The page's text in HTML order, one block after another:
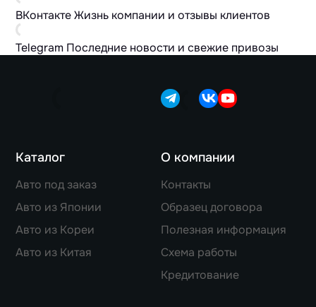
ВКонтактеЖизнь компании и отзывы клиентов
Telegram Последние новости и свежие привозы
Каталог
Авто под заказ
Авто из Японии
Авто из Кореи
Авто из Китая
О компании
Контакты
Образец договора
Полезная информация
Схема работы
Кредитование